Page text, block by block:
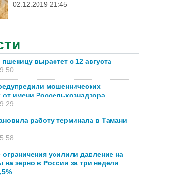
02.12.2019 21:45
вырастет с 12 августа
мошеннических
от имени Россельхознадзора
работу терминала в Тамани
ограничения усилили давление на
на зерно в России за три недели